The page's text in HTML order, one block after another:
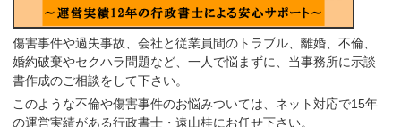
傷害事件や過失事故、会社と従業員間のトラブル、離婚、不倫、
婚約破棄やセクハラ問題など、一人で悩まずに、当事務所に示談
書作成のご相談をして下さい。
このような不倫や傷害事件のお悩みついては、ネット対応で15年
の運営実績がある行政書士・遠山桂にお任せ下さい。